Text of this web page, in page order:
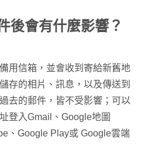
後會有什麼影響？
用信箱，並會收到寄給新舊地
存的相片、訊息，以及傳送到
去的郵件，皆不受影響；可以
登入Gmail、Google地圖
、Google Play或 Google雲端